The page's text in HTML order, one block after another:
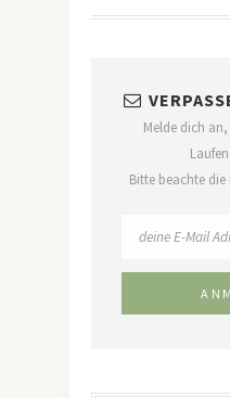
Melde dich
Bitte beachte die